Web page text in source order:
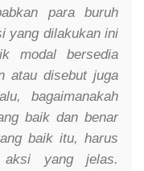
para buruh
yang dilakukan ini
modal bersedia
atau disebut juga
bagaimanakah
baik dan benar
baik itu, harus
aksi yang jelas.